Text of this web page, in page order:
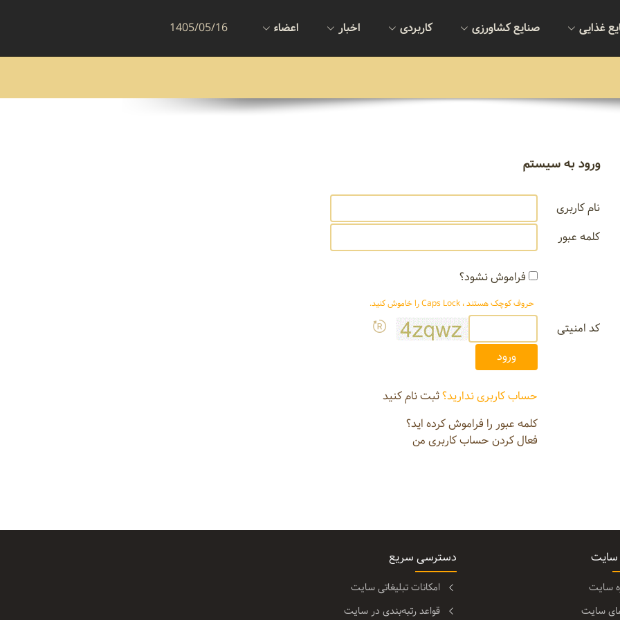
غذایی صنایع کشاورزی کاربردی اخبار اعضاء 1405/05/16
ورود به سیستم
نام کاربری
کلمه عبور
فراموش نشود؟
حروف کوچک هستند ، Caps Lock را خاموش کنید.
کد امنیتی
حساب کاربری ندارید؟ثبت نام کنید
کلمه عبور را فراموش کرده اید؟
فعال کردن حساب کاربری من
سایت
سایت
سایت
دسترسی سریع
امکانات تبلیغاتی سایت
قواعد رتبه‌بندی در سایت